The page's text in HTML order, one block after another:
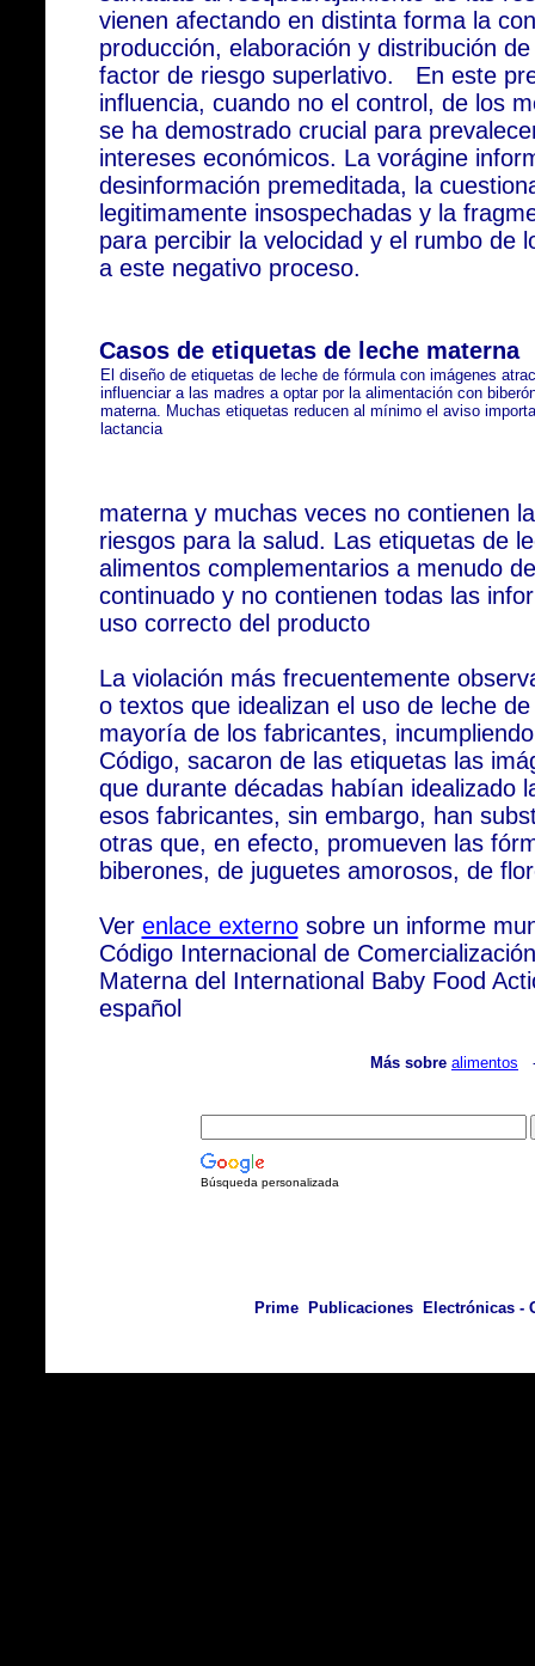
vienen afectando en distinta forma la
producción, elaboración y distribución
factor de riesgo superlativo. En este
influencia, cuando no el control, de los
se ha demostrado crucial para
intereses económicos. La vorágine
desinformación premeditada, la
legitimamente insospechadas y la
para percibir la velocidad y el rumbo de
a este negativo proceso.
Casos de etiquetas de leche materna
El diseño de etiquetas de leche de fórmula con imágenes
influenciar a las madres a optar por la alimentación con
materna. Muchas etiquetas reducen al mínimo el aviso
lactancia
materna y muchas veces no contienen
riesgos para la salud. Las etiquetas de
alimentos complementarios a menudo
continuado y no contienen todas las
uso correcto del producto
La violación más frecuentemente
o textos que idealizan el uso de leche
mayoría de los fabricantes,
Código, sacaron de las etiquetas las
que durante décadas habían idealizado
esos fabricantes, sin embargo, han
otras que, en efecto, promueven las
biberones, de juguetes amorosos, de
Ver enlace externosobre un informe
Código Internacional de
Materna del International Baby Food
español
Más sobre alimentos
Búsqueda personalizada
Prime Publicaciones Electrónicas -